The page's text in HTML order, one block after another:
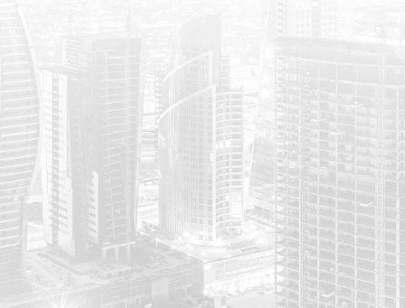
MSI 護眼技術 不閃屏